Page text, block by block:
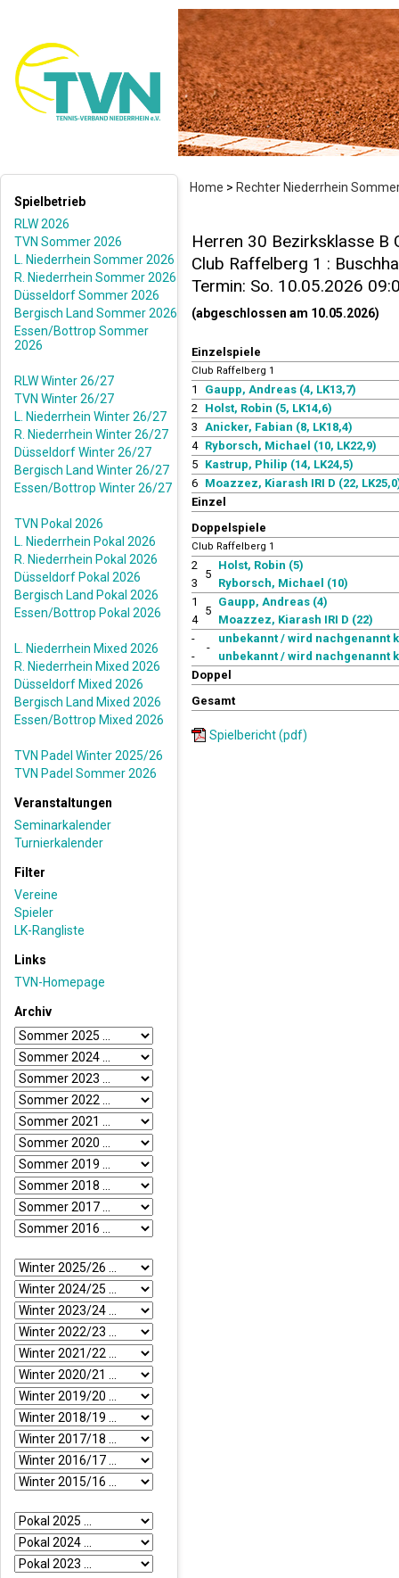
Home > Rechter Niederrhein
Spielbetrieb
RLW 2026
TVN Sommer 2026
L. Niederrhein Sommer 2026
R. Niederrhein Sommer 2026
Düsseldorf Sommer 2026
Bergisch Land Sommer 2026
Essen/Bottrop Sommer
2026
RLW Winter 26/27
TVN Winter 26/27
L. Niederrhein Winter 26/27
R. Niederrhein Winter 26/27
Düsseldorf Winter 26/27
Bergisch Land Winter 26/27
Essen/Bottrop Winter 26/27
TVN Pokal 2026
L. Niederrhein Pokal 2026
R. Niederrhein Pokal 2026
Düsseldorf Pokal 2026
Bergisch Land Pokal 2026
Essen/Bottrop Pokal 2026
L. Niederrhein Mixed 2026
R. Niederrhein Mixed 2026
Düsseldorf Mixed 2026
Bergisch Land Mixed 2026
Essen/Bottrop Mixed 2026
TVN Padel Winter 2025/26
TVN Padel Sommer 2026
Veranstaltungen
Seminarkalender
Turnierkalender
Filter
Vereine
Spieler
LK-Rangliste
Links
TVN-Homepage
Archiv
Herren 30 Bezirksklasse B
Club Raffelberg 1 :
Termin: So. 10.05.2026
(abgeschlossen am 10.05.2026)
Einzelspiele
Club Raffelberg 1
1
Gaupp, Andreas (4, LK13,7)
2 Holst, Robin (5, LK14,6)
3 Anicker, Fabian (8, LK18,4)
4 Ryborsch, Michael (10, LK22,9)
5 Kastrup, Philip (14, LK24,5)
6 Moazzez, Kiarash IRI D (22,
Einzel
Doppelspiele
Club Raffelberg 1
2
3
5
Holst, Robin (5)
Ryborsch, Michael (10)
1
4
5
Gaupp, Andreas (4)
Moazzez, Kiarash IRI D (22)
-
-
-
unbekannt / wird nachgenannt
unbekannt / wird nachgenannt
Doppel
Gesamt
Spielbericht (pdf)